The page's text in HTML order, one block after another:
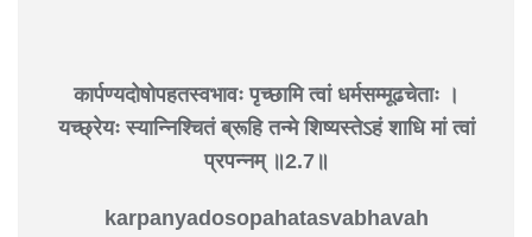
कार्पण्यदोषोपहतस्वभावःपृच्छामि त्वां धर्मसम्मूढचेताः ।
यच्छ्रेयः स्यान्निश्चितं ब्रूहि तन्मेशिष्यस्तेऽहं शाधि मां त्वां
प्रपन्नम् ॥2.7॥
karpanyadosopahatasvabhavah